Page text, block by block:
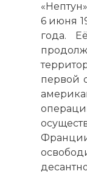
6 июня
года.
первой